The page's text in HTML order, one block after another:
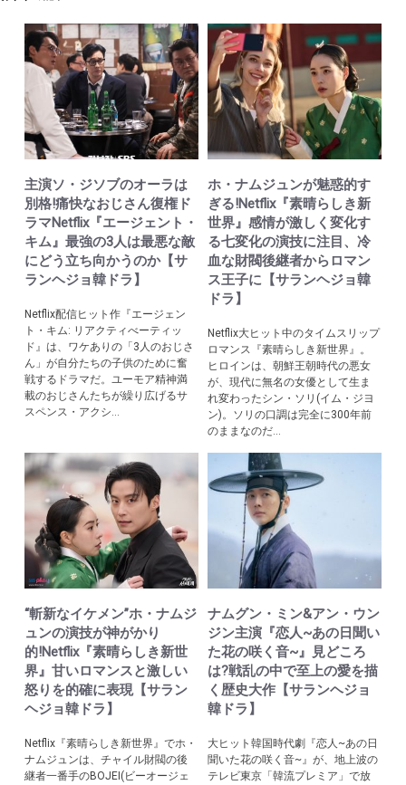
主演ソ・ジソブのオーラは
別格!痛快なおじさん復権ド
ラマNetflix『エージェント・
キム』最強の3人は最悪な敵
にどう立ち向かうのか【サ
ランヘジョ韓ドラ】
Netflix配信ヒット作『エージェン
ト・キム: リアクティべーティッ
ド』は、ワケありの「3人のおじさ
ん」が自分たちの子供のために奮
戦するドラマだ。ユーモア精神満
載のおじさんたちが繰り広げるサ
スペンス・アクシ...
ホ・ナムジュンが魅惑的す
ぎる!Netflix『素晴らしき新
世界』感情が激しく変化す
る七変化の演技に注目、冷
血な財閥後継者からロマン
ス王子に【サランヘジョ韓
ドラ】
Netflix大ヒット中のタイムスリップ
ロマンス『素晴らしき新世界』。
ヒロインは、朝鮮王朝時代の悪女
が、現代に無名の女優として生ま
れ変わったシン・ソリ(イム・ジヨ
ン)。ソリの口調は完全に300年前
のままなのだ...
“斬新なイケメン”ホ・ナムジ
ュンの演技が神がかり
的!Netflix『素晴らしき新世
界』甘いロマンスと激しい
怒りを的確に表現【サラン
ヘジョ韓ドラ】
Netflix『素晴らしき新世界』でホ・
ナムジュンは、チャイル財閥の後
継者一番手のBOJEI(ビーオージェ
ナムグン・ミン&アン・ウン
ジン主演『恋人~あの日聞い
た花の咲く音~』見どころ
は?戦乱の中で至上の愛を描
く歴史大作【サランヘジョ
韓ドラ】
大ヒット韓国時代劇『恋人~あの日
聞いた花の咲く音~』が、地上波の
テレビ東京「韓流プレミア」で放